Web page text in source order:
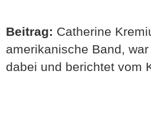
Beitrag: Catherine
amerikanische Band,
dabei und berichtet vom